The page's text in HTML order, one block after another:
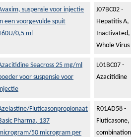
suspensie voor injectie
een voorgevulde spuit
0,5 ml
J07BC02 -
Hepatitis A,
Inactivated,
Whole Virus
Seacross 25 mg/ml
voor suspensie voor
L01BC07 -
Azacitidine
Fluticasonpropionaat
Pharma, 137
50 microgram per
R01AD58 -
Fluticasone,
combinations